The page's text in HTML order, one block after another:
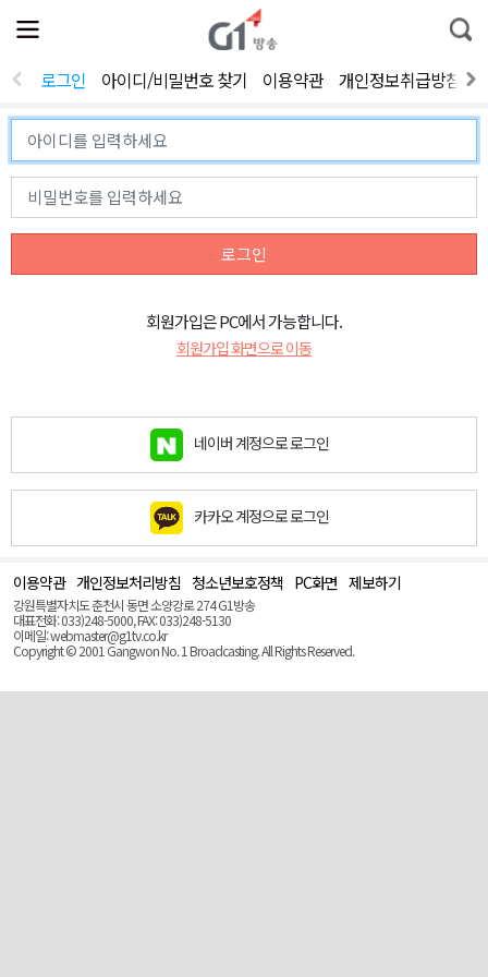
전
체
뉴
열
통
합
색
로그인 아이디/비밀번호 찾기 이용약관 개인정보취급방침
로그인
회원가입은 PC에서 가능합니다.
회원가입 화면으로 이동
네이버 계정으로 로그인
카카오 계정으로 로그인
이용약관 개인정보처리방침 청소년보호정책 PC화면 제보하기
강원특별자치도 춘천시 동면 소양강로 274 G1방송
대표전화: 033)248-5000, FAX: 033)248-5130
이메일: webmaster@g1tv.co.kr
Copyright © 2001 Gangwon No. 1 Broadcasting. All Rights Reserved.